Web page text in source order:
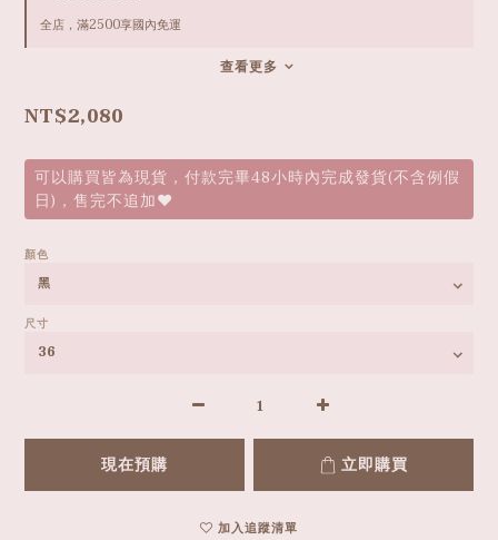
全店，滿2500享國內免運
查看更多
NT$2,080
可以購買皆為現貨，付款完畢48小時內完成發貨(不含例假
日)，售完不追加❤️
顏色
尺寸
現在預購 立即購買
加入追蹤清單